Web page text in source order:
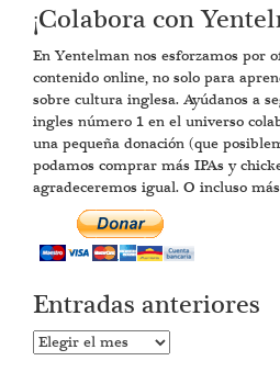
¡Colabora con
En Yentelman nos esforzamos por
contenido online, no solo para
sobre cultura inglesa. Ayúdanos a
ingles número 1 en el universo
una pequeña donación (que
podamos comprar más IPAs y
agradeceremos igual. O incluso
Entradas anteriores
Entradas